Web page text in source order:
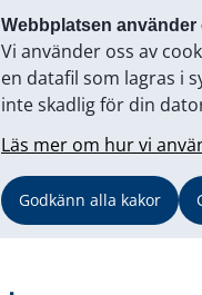
Webbplatsen använder
Vi använder oss av
en datafil som lagras i
inte skadlig för din
Läs mer om hur vi
Godkänn alla kakor